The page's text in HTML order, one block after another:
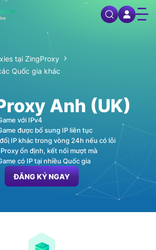
tại ZingProxy
Quốc gia khác
Anh (UK)
với IPv4
được bổ sung IP liên tục
IP khác trong vòng 24h nếu có lỗi
ổn định, kết nối mượt mà
có IP tại nhiều Quốc gia
ĐĂNG KÝ NGAY